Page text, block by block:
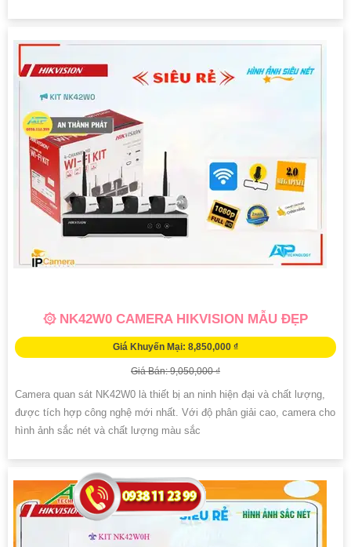
۞ NK42W0 CAMERA HIKVISION MẪU ĐẸP
Giá Khuyến Mại: 8,850,000 ₫
Giá Bán: 9,050,000 ₫
Camera quan sát NK42W0 là thiết bị an ninh hiện đại và chất lượng,
được tích hợp công nghệ mới nhất. Với độ phân giải cao, camera cho
hình ảnh sắc nét và chất lượng màu sắc